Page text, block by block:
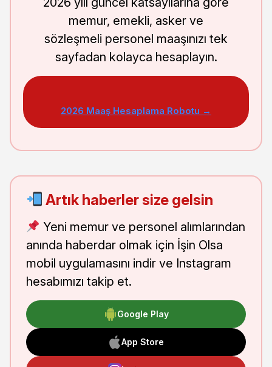
memur, emekli, asker ve
sözleşmeli personel maaşınızı tek
sayfadan kolayca hesaplayın.
2026 Maaş Hesaplama Robotu →
Artık haberler size gelsin
Yeni memur ve personel alımlarından
anında haberdar olmak için İşin Olsa
mobil uygulamasını indir ve Instagram
hesabımızı takip et.
Google Play
App Store